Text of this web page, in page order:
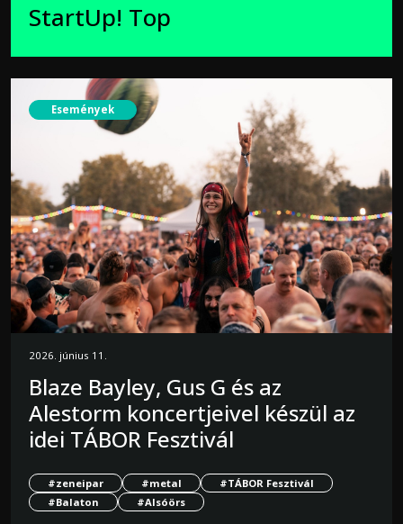
StartUp! Top
Események
2026. június 11.
Blaze Bayley, Gus G és az
Alestorm koncertjeivel készül az
idei TÁBOR Fesztivál
#zeneipar #metal
#TÁBOR Fesztivál
#Balaton
#Alsóörs